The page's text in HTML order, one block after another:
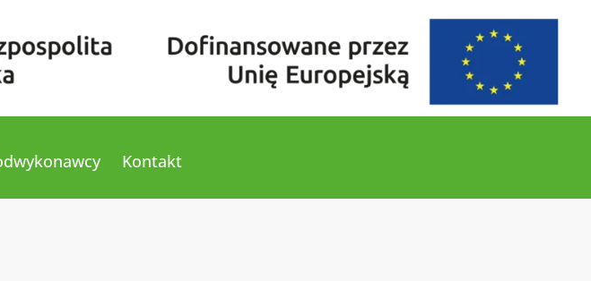
Kontakt